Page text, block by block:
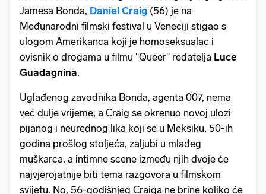
Jamesa Bonda, Daniel Craig (56) je na
Međunarodni filmski festival u Veneciji stigao s
ulogom Amerikanca koji je homoseksualac i
ovisnik o drogama u filmu "Queer" redatelja Luce
Guadagnina.
Uglađenog zavodnika Bonda, agenta 007, nema
već dulje vrijeme, a Craig se okrenuo novoj ulozi
pijanog i neurednog lika koji se u Meksiku, 50-ih
godina prošlog stoljeća, zaljubi u mlađeg
muškarca, a intimne scene između njih dvoje će
najvjerojatnije biti tema razgovora u filmskom
svijetu. No, 56-godišnjeg Craiga ne brine koliko će